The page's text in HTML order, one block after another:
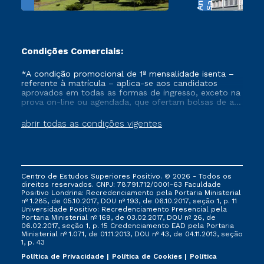
Condições Comerciais:
abrir todas as condições vigentes
*A condição promocional de 1ª mensalidade isenta –
referente à matrícula – aplica-se aos candidatos
aprovados em todas as formas de ingresso, exceto na
prova on-line ou agendada, que ofertam bolsas de até
vigente, que ainda não tenham efetivado e/ou não
tenham cancelado ou trancado sua matrícula em uma
via FIES, Prouni e outros programas governamentais, e
não se acumula com nenhuma outra campanha
ofertada pela Instituição.
Centro de Estudos Superiores Positivo. © 2026 - Todos os
direitos reservados. CNPJ: 78.791.712/0001-63 Faculdade
Positivo Londrina: Recredenciamento pela Portaria Ministerial
nº 1.285, de 05.10.2017, DOU nº 193, de 06.10.2017, seção 1, p. 11
Universidade Positivo: Recredenciamento Presencial ​pela
Portaria Ministerial nº 169, de 03.02.2017, DOU nº 26, de
06.02.2017, seção 1, p. 15 Credenciamento EAD pela Portaria
Ministerial nº 1.071, de 01.11.2013, DOU nº 43, de 04.11.2013, seção
1, p. 43
Política de Privacidade
Política de Cookies Política